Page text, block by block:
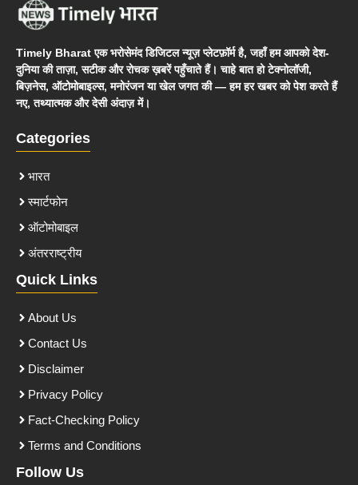
Timely Bharat एक भरोसेमंद डिजिटल न्यूज़ प्लेटफ़ॉर्म है, जहाँ हम आपको देश-
दुनिया की ताज़ा, सटीक और रोचक ख़बरें पहुँचाते हैं। चाहे बात हो टेक्नोलॉजी,
बिज़नेस, ऑटोमोबाइल्स, मनोरंजन या खेल जगत की — हम हर खबर को पेश करते हैं
नए, तथ्यात्मक और देसी अंदाज़ में।
Categories
भारत
स्मार्टफोन
ऑटोमोबाइल
अंतरराष्ट्रीय
Quick Links
About Us
Contact Us
Disclaimer
Privacy Policy
Fact-Checking Policy
Terms and Conditions
Follow Us